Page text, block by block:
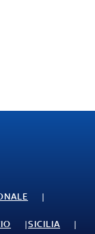
SICILIA